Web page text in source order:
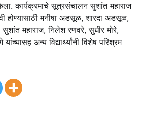
कार्यक्रमाचे सूत्रसंचालन सुशांत महाराज
होण्यासाठी मनीषा अडसूळ, शारदा अडसूळ,
सुशांत महाराज, निलेश रणवरे, सुधीर मोरे,
अन्य विद्यार्थ्यांनी विशेष परिश्रम